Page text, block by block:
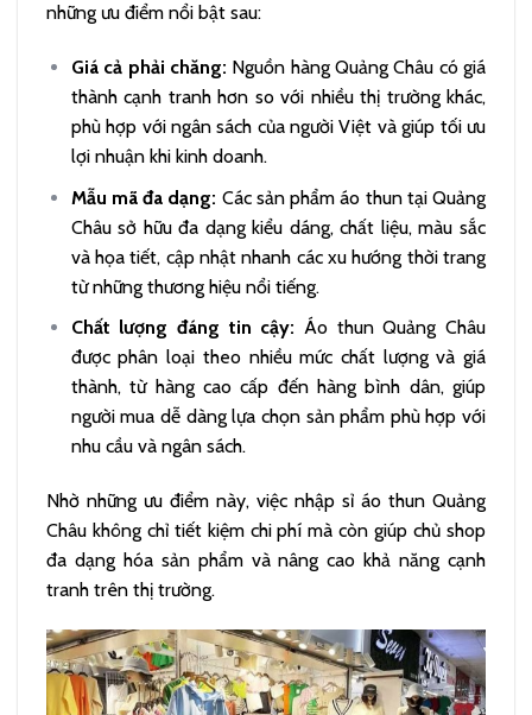
những ưu điểm nổi bật sau:
Giá cả phải chăng: Nguồn hàng Quảng Châu có giá
thành cạnh tranh hơn so với nhiều thị trường khác,
phù hợp với ngân sách của người Việt và giúp tối ưu
lợi nhuận khi kinh doanh.
Mẫu mã đa dạng: Các sản phẩm áo thun tại Quảng
Châu sở hữu đa dạng kiểu dáng, chất liệu, màu sắc
và họa tiết, cập nhật nhanh các xu hướng thời trang
từ những thương hiệu nổi tiếng.
Chất lượng đáng tin cậy:Áo thun Quảng Châu
được phân loại theo nhiều mức chất lượng và giá
thành, từ hàng cao cấp đến hàng bình dân, giúp
người mua dễ dàng lựa chọn sản phẩm phù hợp với
nhu cầu và ngân sách.
Nhờ những ưu điểm này, việc nhập sỉ áo thun Quảng
Châu không chỉ tiết kiệm chi phí mà còn giúp chủ shop
đa dạng hóa sản phẩm và nâng cao khả năng cạnh
tranh trên thị trường.